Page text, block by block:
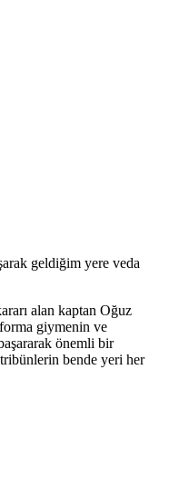
geldiğim yere veda
alan kaptan Oğuz
giymenin ve
önemli bir
bende yeri her